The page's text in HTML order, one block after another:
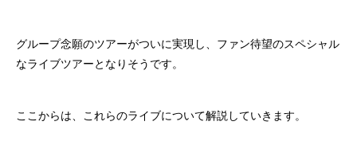
グループ念願のツアーがついに実現し、ファン待望のスペシャル
なライブツアーとなりそうです。
ここからは、これらのライブについて解説していきます。